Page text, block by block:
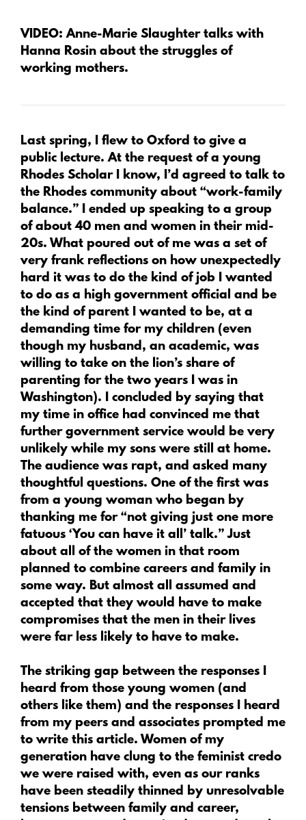
VIDEO: Anne-Marie Slaughter talks with
Hanna Rosin about the struggles of
working mothers.
Last spring, I flew to Oxford to give a
public lecture. At the request of a young
Rhodes Scholar I know, I’d agreed to talk to
the Rhodes community about “work-family
balance.” I ended up speaking to a group
of about 40 men and women in their mid-
20s. What poured out of me was a set of
very frank reflections on how unexpectedly
hard it was to do the kind of job I wanted
to do as a high government official and be
the kind of parent I wanted to be, at a
demanding time for my children (even
though my husband, an academic, was
willing to take on the lion’s share of
parenting for the two years I was in
Washington). I concluded by saying that
my time in office had convinced me that
further government service would be very
unlikely while my sons were still at home.
The audience was rapt, and asked many
thoughtful questions. One of the first was
from a young woman who began by
thanking me for “not giving just one more
fatuous ‘You can have it all’ talk.” Just
about all of the women in that room
planned to combine careers and family in
some way. But almost all assumed and
accepted that they would have to make
compromises that the men in their lives
were far less likely to have to make.
The striking gap between the responses I
heard from those young women (and
others like them) and the responses I heard
from my peers and associates prompted me
to write this article. Women of my
generation have clung to the feminist credo
we were raised with, even as our ranks
have been steadily thinned by unresolvable
tensions between family and career,